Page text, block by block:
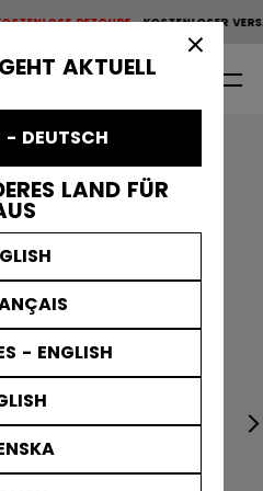
AKTUELL
- DEUTSCH
LAND FÜR
- ENGLISH
anhalten.
RETOURE KOSTENLOSER
200 EURO KOSTENLOSE
0